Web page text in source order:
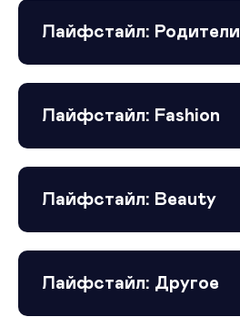
Лайфстайл: Родители
Лайфстайл: Fashion
Лайфстайл: Beauty
Лайфстайл: Другое